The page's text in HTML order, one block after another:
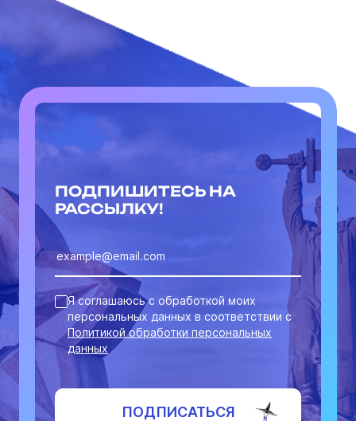
ПОДПИШИТЕСЬ НА
РАССЫЛКУ!
Я соглашаюсь с обработкой моих
персональных данных в соответствии с
Политикой обработки персональных
данных
ПОДПИСАТЬСЯ